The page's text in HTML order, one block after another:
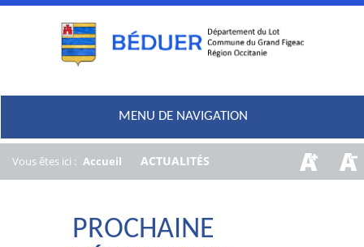
MENU DE NAVIGATION
Vous êtes ici : Accueil ACTUALITÉS
PROCHAINE